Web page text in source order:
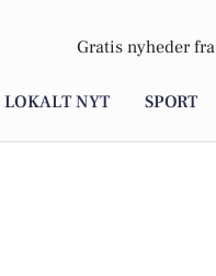
Gratis nyheder fra
LOKALT NYT SPORT